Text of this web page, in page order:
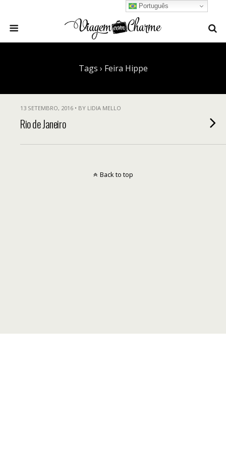
Tags › Feira Hippe
13 SETEMBRO, 2016 • BY LIDIA MELLO
Rio de Janeiro
Português
Back to top